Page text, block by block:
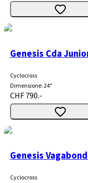
Genesis Cda
Cyclocross
Dimensione:24"
CHF 790.-
Genesis
Cyclocross